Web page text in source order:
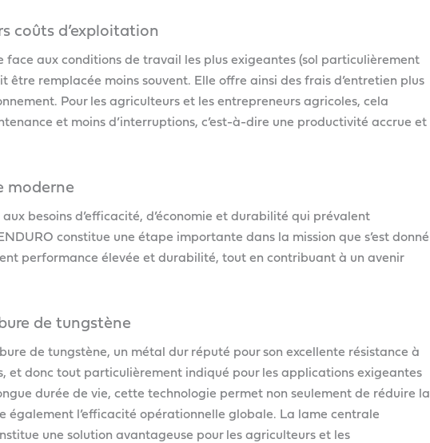
coûts d’exploitation
face aux conditions de travail les plus exigeantes (sol particulièrement
être remplacée moins souvent. Elle offre ainsi des frais d’entretien plus
Pour les agriculteurs et les entrepreneurs agricoles, cela
et moins d’interruptions, c’est-à-dire une productivité accrue et
moderne
besoins d’efficacité, d’économie et durabilité qui prévalent
constitue une étape importante dans la mission que s’est donné
performance élevée et durabilité, tout en contribuant à un avenir
de tungstène
de tungstène, un métal dur réputé pour son excellente résistance à
et donc tout particulièrement indiqué pour les applications exigeantes
durée de vie, cette technologie permet non seulement de réduire la
également l’efficacité opérationnelle globale. La lame centrale
une solution avantageuse pour les agriculteurs et les